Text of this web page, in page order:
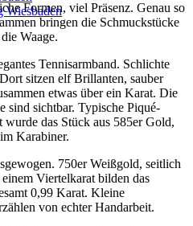
Wiesbaden
Formen, viel Präsenz. Genau so
bringen die Schmuckstücke
Waage.
Tennisarmband. Schlichte
sitzen elf Brillanten, sauber
etwas über ein Karat. Die
sind sichtbar. Typische Piqué-
das Stück aus 585er Gold,
Karabiner.
750er Weißgold, seitlich
Viertelkarat bilden das
0,99 Karat. Kleine
von echter Handarbeit.